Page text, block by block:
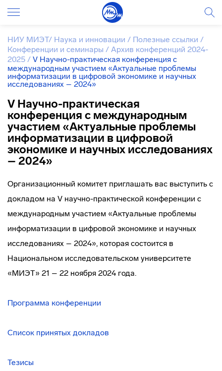
НИУ МИЭТ/ Наука и инновации / Полезные ссылки /
Конференции и семинары / Архив конференций 2024-
2025 / V Научно-практическая конференция с
международным участием «Актуальные проблемы
информатизации в цифровой экономике и научных
исследованиях – 2024»
V Научно-практическая
конференция с международным
участием «Актуальные проблемы
информатизации в цифровой
экономике и научных исследованиях
– 2024»
Организационный комитет приглашать вас выступить с
докладом на V научно-практической конференции с
международным участием «Актуальные проблемы
информатизации в цифровой экономике и научных
исследованиях – 2024», которая состоится в
Национальном исследовательском университете
«МИЭТ» 21 – 22 ноября 2024 года.
Программа конференции
Список принятых докладов
Тезисы